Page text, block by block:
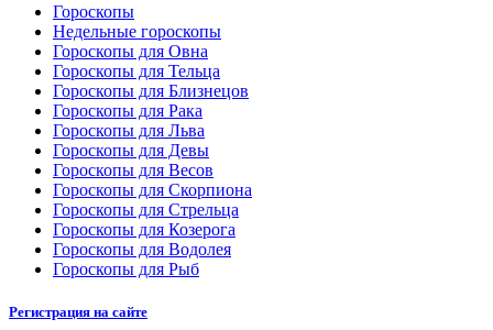
Гороскопы
Недельные гороскопы
Гороскопы для Овна
Гороскопы для Тельца
Гороскопы для Близнецов
Гороскопы для Рака
Гороскопы для Льва
Гороскопы для Девы
Гороскопы для Весов
Гороскопы для Скорпиона
Гороскопы для Стрельца
Гороскопы для Козерога
Гороскопы для Водолея
Гороскопы для Рыб
Регистрация на сайте